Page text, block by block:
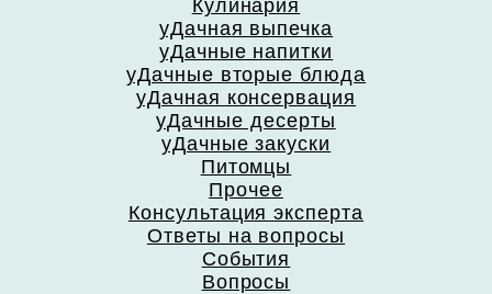
Кулинария
уДачная выпечка
уДачные напитки
уДачные вторые блюда
уДачная консервация
уДачные десерты
уДачные закуски
Питомцы
Прочее
Консультация эксперта
Ответы на вопросы
События
Вопросы